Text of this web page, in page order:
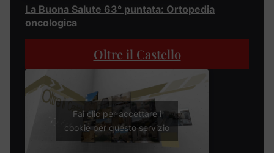
La Buona Salute 63° puntata: Ortopedia
oncologica
Oltre il Castello
Fai clic per accettare i
cookie per questo servizio